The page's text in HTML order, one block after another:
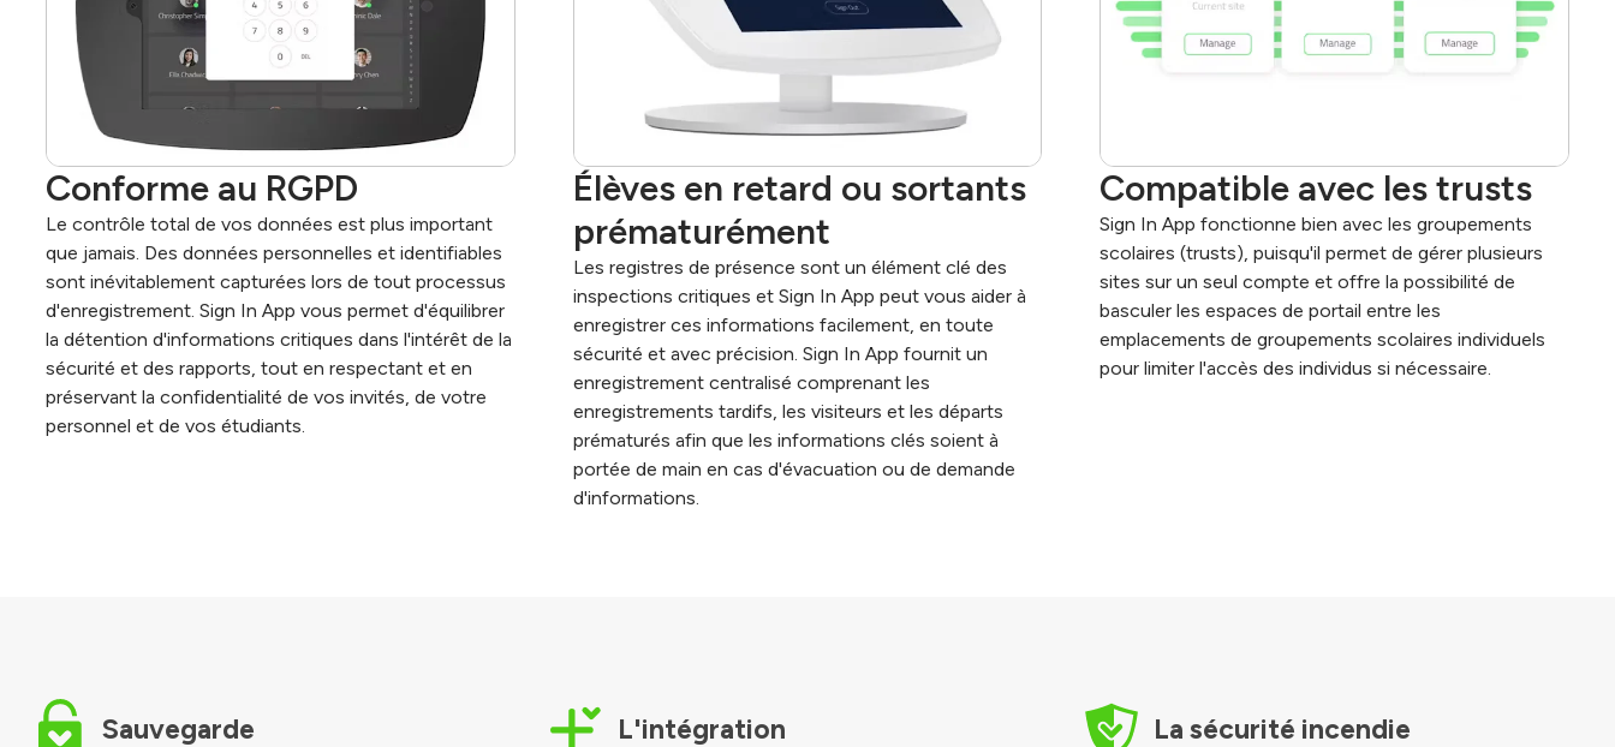
Conforme au RGPD
Le contrôle total de vos données est plus important
que jamais. Des données personnelles et identifiables
sont inévitablement capturées lors de tout processus
d'enregistrement. Sign In App vous permet d'équilibrer
la détention d'informations critiques dans l'intérêt de la
sécurité et des rapports, tout en respectant et en
préservant la confidentialité de vos invités, de votre
personnel et de vos étudiants.
Élèves en retard ou sortants
prématurément
Les registres de présence sont un élément clé des
inspections critiques et Sign In App peut vous aider à
enregistrer ces informations facilement, en toute
sécurité et avec précision. Sign In App fournit un
enregistrement centralisé comprenant les
enregistrements tardifs, les visiteurs et les départs
prématurés afin que les informations clés soient à
portée de main en cas d'évacuation ou de demande
d'informations.
Compatible avec les trusts
Sign In App fonctionne bien avec les groupements
scolaires (trusts), puisqu'il permet de gérer plusieurs
sites sur un seul compte et offre la possibilité de
basculer les espaces de portail entre les
emplacements de groupements scolaires individuels
pour limiter l'accès des individus si nécessaire.
Sauvegarde L'intégration La sécurité incendie